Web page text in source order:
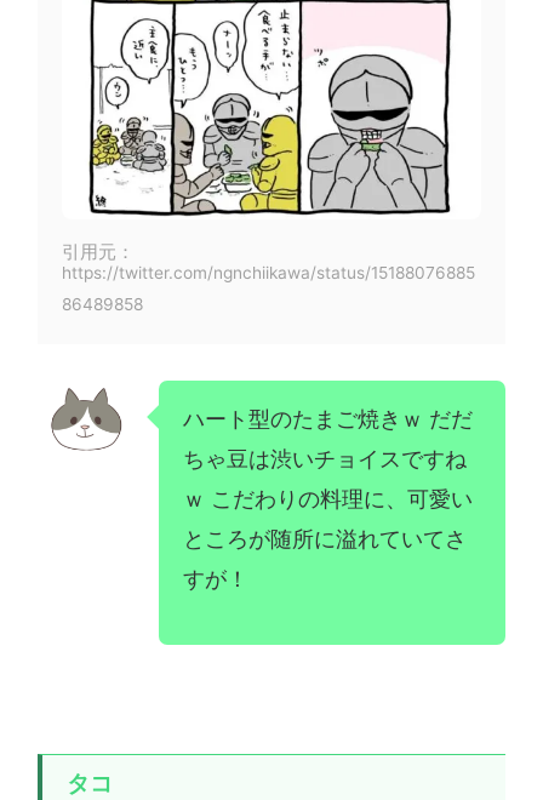
引用元：
https://twitter.com/ngnchiikawa/status/15188076885
86489858
ハート型のたまご焼きｗ だだ
ちゃ豆は渋いチョイスですね
ｗ こだわりの料理に、可愛い
ところが随所に溢れていてさ
すが！
タコ